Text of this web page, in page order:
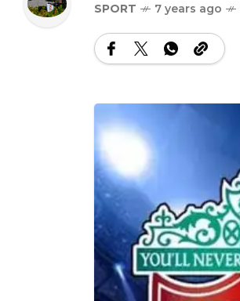
SPORT 7 years ago